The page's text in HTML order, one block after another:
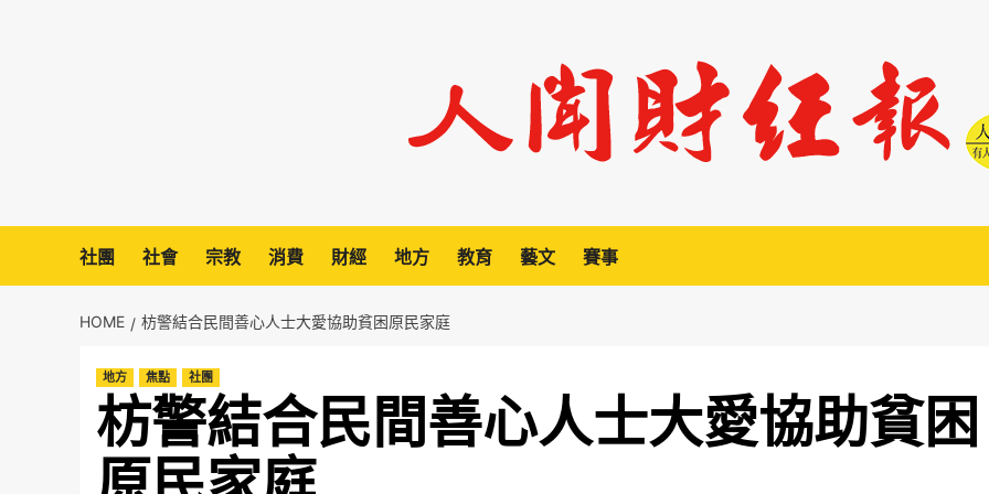
社團 社會 宗教 消費 財經 地方 教育 藝文 賽事
HOME 枋警結合民間善心人士大愛協助貧困原民家庭
地方 焦點 社團
枋警結合民間善心人士大愛協助貧困